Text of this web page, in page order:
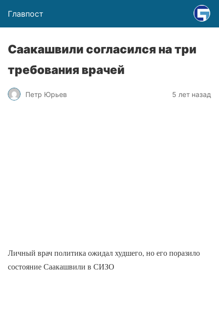
Главпост
Саакашвили согласился на три
требования врачей
Петр Юрьев 5 лет назад
Личный врач политика ожидал худшего, но его поразило
состояние Саакашвили в СИЗО